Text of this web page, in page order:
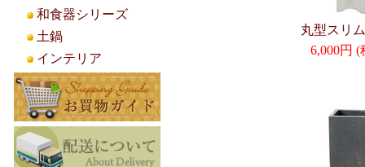
和食器シリーズ
土鍋
インテリア
丸型スリ
6,000円 (